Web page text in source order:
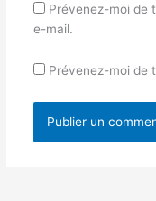
Prévenez-moi de
e-mail.
Prévenez-moi de